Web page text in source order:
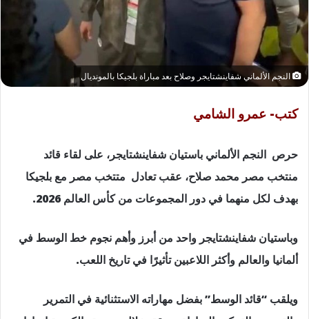
النجم الألماني شفاينشتايجر وصلاح بعد مباراة بلجيكا بالمونديال
كتب- عمرو الشامي
حرص النجم الألماني باستيان شفاينشتايجر، على لقاء قائد
منتخب مصر محمد صلاح، عقب تعادل متتخب مصر مع بلجيكا
بهدف لكل منهما في دور المجموعات من كأس العالم 2026.
وباستيان شفاينشتايجر واحد من أبرز وأهم نجوم خط الوسط في
ألمانيا والعالم وأكثر اللاعبين تأثيرًا في تاريخ اللعب.
ويلقب “قائد الوسط” بفضل مهاراته الاستثنائية في التمرير